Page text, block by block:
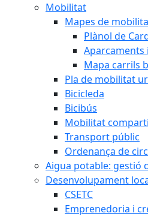
Mobilitat
Mapes de
Plànol de
Aparcaments
Mapa carrils
Pla de mobilitat
Bicicleda
Bicibús
Mobilitat
Transport públic
Ordenança de
Aigua potable: gestió
Desenvolupament
CSETC
Emprenedoria i